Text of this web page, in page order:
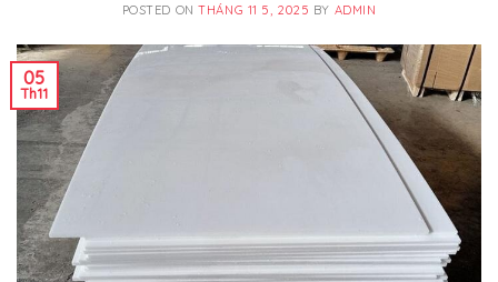
POSTED ONTHÁNG 11 5, 2025 BY ADMIN
05
Th11